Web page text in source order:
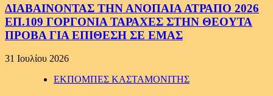
ΔΙΑΒΑΙΝΟΝΤΑΣ ΤΗΝ ΑΝΟΠΑΙΑ ΑΤΡΑΠΟ 2026
ΕΠ.109 ΓΟΡΓΟΝΙΑ ΤΑΡΑΧΕΣ ΣΤΗΝ ΘΕΟΥΤΑ
ΠΡΟΒΑ ΓΙΑ ΕΠΙΘΕΣΗ ΣΕ ΕΜΑΣ
31 Ιουλίου 2026
ΕΚΠΟΜΠΕΣ ΚΑΣΤΑΜΟΝΙΤΗΣ